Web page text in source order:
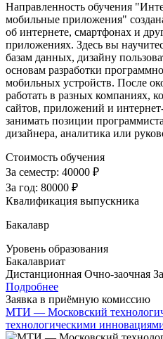
Направленность обучения
мобильные приложения"
об интернете, смартфонах и
приложениях. Здесь вы
базам данных, дизайну
основам разработки
мобильных устройств. После
работать в разных компаниях,
сайтов, приложений и
занимать позиции
дизайнера, аналитика или
Стоимость обучения
За семестр: 40000 ₽
За год: 80000 ₽
Квалификация выпускника
Бакалавр
Уровень образования
Бакалавриат
Дистанционная Очно-заочная
Подробнее
Заявка в приёмную комиссию
МТИ — Московский
технологическими